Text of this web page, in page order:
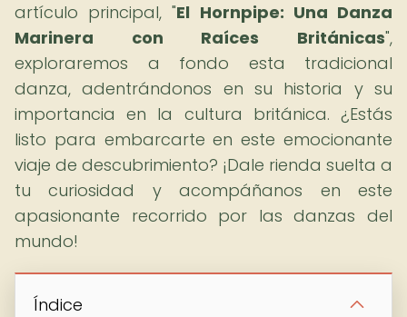
artículo principal, "El Hornpipe: Una Danza
Marinera con Raíces Británicas",
exploraremos a fondo esta tradicional
danza, adentrándonos en su historia y su
importancia en la cultura británica. ¿Estás
listo para embarcarte en este emocionante
viaje de descubrimiento? ¡Dale rienda suelta a
tu curiosidad y acompáñanos en este
apasionante recorrido por las danzas del
mundo!
Índice